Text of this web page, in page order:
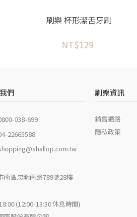
刷樂 杯形潔舌牙刷
NT$129
們
038-699
22665588
南區忠明南路789號28樓
(12:00-13:30 休息時間)
刷樂資訊
銷售通路
隱私政策